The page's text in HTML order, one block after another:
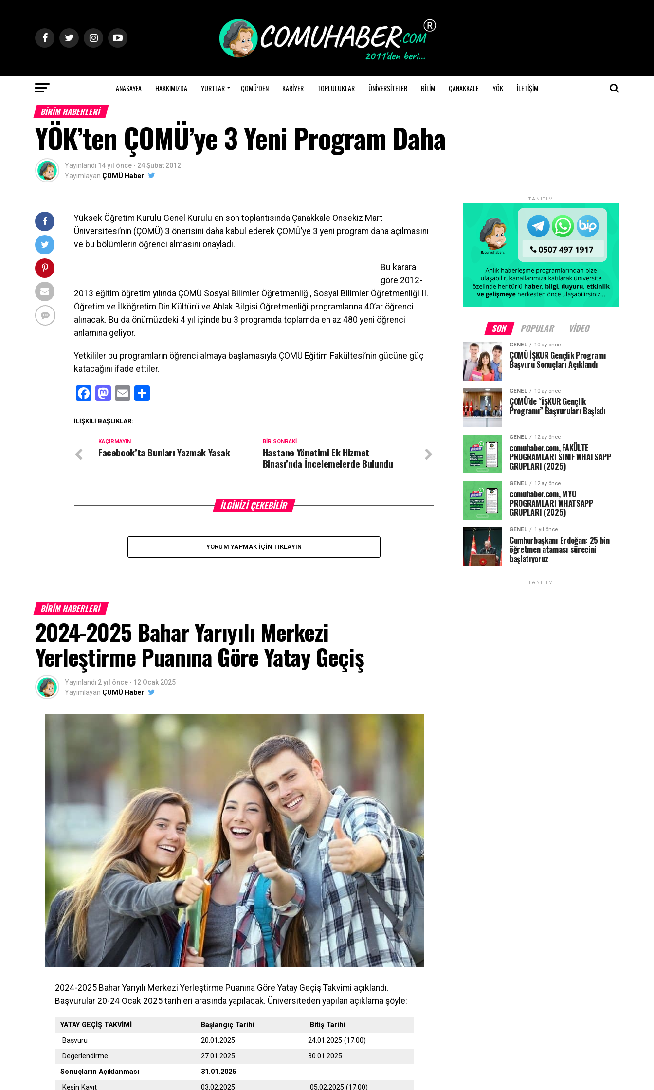
ANASAYFA HAKKIMIZDA YURTLAR ÇOMÜ’DEN KARİYER TOPLULUKLAR ÜNİVERSİTELER BİLİM ÇANAKKALE YÖK İLETİŞİM
BİRİM HABERLERİ
YÖK’ten ÇOMÜ’ye 3 Yeni Program Daha
Yayınlandı 14 yıl önce - 24 Şubat 2012
Yayımlayan ÇOMÜ Haber
Yüksek Öğretim Kurulu Genel Kurulu en son toplantısında Çanakkale Onsekiz Mart
Üniversitesi’nin (ÇOMÜ) 3 önerisini daha kabul ederek ÇOMÜ’ye 3 yeni program daha açılmasını
ve bu bölümlerin öğrenci almasını onayladı.
Bu karara
göre 2012-
2013 eğitim öğretim yılında ÇOMÜ Sosyal Bilimler Öğretmenliği, Sosyal Bilimler Öğretmenliği II.
Öğretim ve İlköğretim Din Kültürü ve Ahlak Bilgisi Öğretmenliği programlarına 40’ar öğrenci
alınacak. Bu da önümüzdeki 4 yıl içinde bu 3 programda toplamda en az 480 yeni öğrenci
anlamına geliyor.
Yetkililer bu programların öğrenci almaya başlamasıyla ÇOMÜ Eğitim Fakültesi’nin gücüne güç
katacağını ifade ettiler.
Facebook
Mastodon
Email
İLIŞKILI BAŞLIKLAR:
BIR SONRAKI
Hastane Yönetimi Ek Hizmet
Binası’nda İncelemelerde Bulundu
KAÇIRMAYIN
Facebook’ta Bunları Yazmak Yasak
İLGINIZI ÇEKEBILIR
YORUM YAPMAK İÇIN TIKLAYIN
BİRİM HABERLERİ
2024-2025 Bahar Yarıyılı Merkezi
Yerleştirme Puanına Göre Yatay Geçiş
Yayınlandı 2 yıl önce - 12 Ocak 2025
Yayımlayan ÇOMÜ Haber
2024-2025 Bahar Yarıyılı Merkezi Yerleştirme Puanına Göre Yatay Geçiş Takvimi açıklandı.
Başvurular 20-24 Ocak 2025 tarihleri arasında yapılacak. Üniversiteden yapılan açıklama şöyle:
YATAY GEÇİŞ TAKVİMİ Başlangıç Tarihi
Bitiş Tarihi
Başvuru
20.01.2025
24.01.2025 (17:00)
Değerlendirme
27.01.2025
30.01.2025
Sonuçların Açıklanması
31.01.2025
Kesin Kayıt
03.02.2025
05.02.2025 (17:00)
TANITIM
SON POPULAR VIDEO
GENEL 10 ay önce
ÇOMÜ İŞKUR Gençlik Programı
Başvuru Sonuçları Açıklandı
GENEL 10 ay önce
ÇOMÜ’de “İŞKUR Gençlik
Programı” Başvuruları Başladı
GENEL 12 ay önce
comuhaber.com, FAKÜLTE
PROGRAMLARI SINIF WHATSAPP
GRUPLARI (2025)
GENEL 12 ay önce
comuhaber.com, MYO
PROGRAMLARI WHATSAPP
GRUPLARI (2025)
GENEL 1 yıl önce
Cumhurbaşkanı Erdoğan: 25 bin
öğretmen ataması sürecini
başlatıyoruz
TANITIM